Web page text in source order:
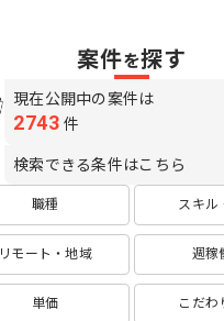
案件を探す
現在公開中の案件は
2743 件
検索できる条件はこちら
職種 スキル
リモート・地域 週稼
単価 こだわ